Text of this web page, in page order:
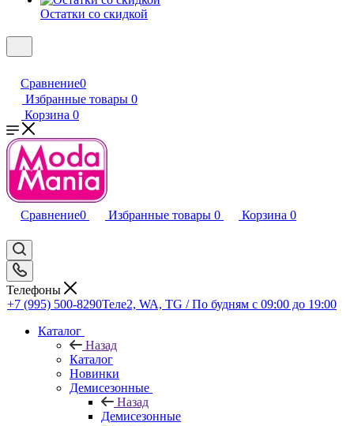
Остатки со скидкой
Сравнение0
Избранные товары 0
Корзина 0
Сравнение0 Избранные товары 0 Корзина 0
Телефоны
+7 (995) 500-8290Теле2, WA, TG / По будням c 09:00 до 19:00
Каталог
Назад
Каталог
Новинки
Демисезонные
Назад
Демисезонные